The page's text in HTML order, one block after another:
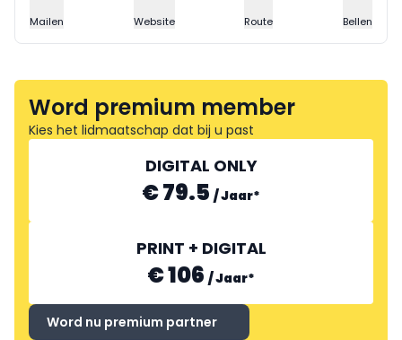
Mailen Website Route Bellen
Word premium member
Kies het lidmaatschap dat bij u past
DIGITAL ONLY
€ 79.5 /Jaar*
PRINT + DIGITAL
€ 106 /Jaar*
Word nu premium partner